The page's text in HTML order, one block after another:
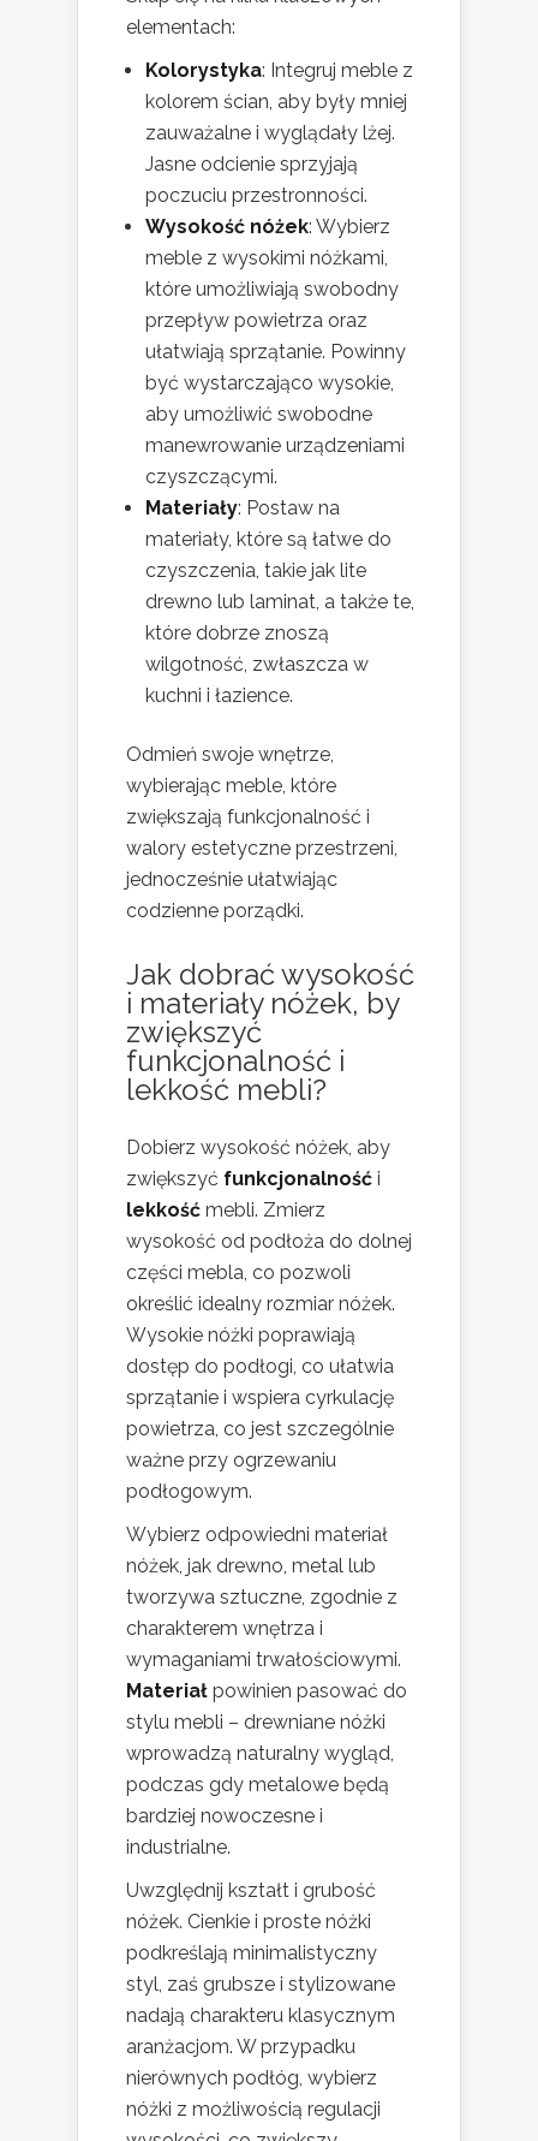
elementach:
Kolorystyka: Integruj meble z
kolorem ścian, aby były mniej
zauważalne i wyglądały lżej.
Jasne odcienie sprzyjają
poczuciu przestronności.
Wysokość nóżek: Wybierz
meble z wysokimi nóżkami,
które umożliwiają swobodny
przepływ powietrza oraz
ułatwiają sprzątanie. Powinny
być wystarczająco wysokie,
aby umożliwić swobodne
manewrowanie urządzeniami
czyszczącymi.
Materiały: Postaw na
materiały, które są łatwe do
czyszczenia, takie jak lite
drewno lub laminat, a także te,
które dobrze znoszą
wilgotność, zwłaszcza w
kuchni i łazience.
Odmień swoje wnętrze,
wybierając meble, które
zwiększają funkcjonalność i
walory estetyczne przestrzeni,
jednocześnie ułatwiając
codzienne porządki.
Jak dobrać wysokość
i materiały nóżek, by
zwiększyć
funkcjonalność i
lekkość mebli?
Dobierz wysokość nóżek, aby
zwiększyć funkcjonalność i
lekkość mebli. Zmierz
wysokość od podłoża do dolnej
części mebla, co pozwoli
określić idealny rozmiar nóżek.
Wysokie nóżki poprawiają
dostęp do podłogi, co ułatwia
sprzątanie i wspiera cyrkulację
powietrza, co jest szczególnie
ważne przy ogrzewaniu
podłogowym.
Wybierz odpowiedni materiał
nóżek, jak drewno, metal lub
tworzywa sztuczne, zgodnie z
charakterem wnętrza i
wymaganiami trwałościowymi.
Materiał powinien pasować do
stylu mebli – drewniane nóżki
wprowadzą naturalny wygląd,
podczas gdy metalowe będą
bardziej nowoczesne i
industrialne.
Uwzględnij kształt i grubość
nóżek. Cienkie i proste nóżki
podkreślają minimalistyczny
styl, zaś grubsze i stylizowane
nadają charakteru klasycznym
aranżacjom. W przypadku
nierównych podłóg, wybierz
nóżki z możliwością regulacji